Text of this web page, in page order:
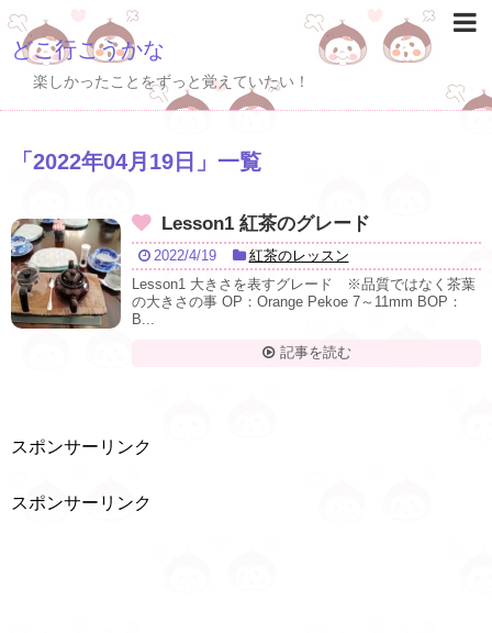
どこ行こうかな
楽しかったことをずっと覚えていたい！
「 2022年04月19日 」 一覧
Lesson1 紅茶のグレード
2022/4/19
紅茶のレッスン
Lesson1 大きさを表すグレード ※品質ではなく茶葉
の大きさの事 OP：Orange Pekoe 7～11mm BOP：
B...
記事を読む
スポンサーリンク
スポンサーリンク